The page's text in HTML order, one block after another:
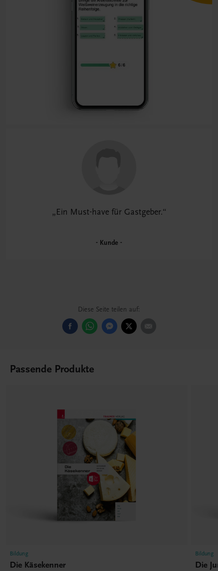
Ein Must-have für Gastgeber.
Kunde
Diese Seite teilen auf:
Passende Produkte
Bildung
Die Käsekenner
Bildung
Die